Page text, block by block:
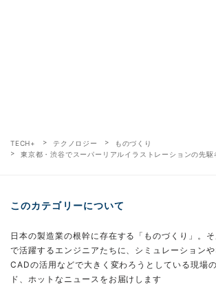
TECH+ テクノロジー
ものづくり
東京都・渋谷でスーパーリアルイラストレーションの先駆
このカテゴリーについて
日本の製造業の根幹に存在する「ものづくり」。
で活躍するエンジニアたちに、シミュレーション
CADの活用などで大きく変わろうとしている現場
ド、ホットなニュースをお届けします